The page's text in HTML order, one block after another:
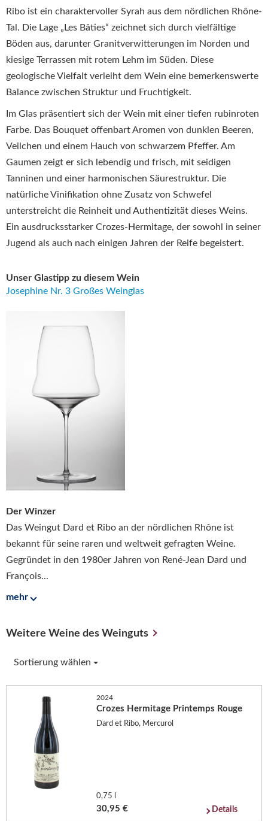
Ribo ist ein charaktervoller Syrah aus dem nördlichen Rhône-
Tal. Die Lage „Les Bâties“ zeichnet sich durch vielfältige
Böden aus, darunter Granitverwitterungen im Norden und
kiesige Terrassen mit rotem Lehm im Süden. Diese
geologische Vielfalt verleiht dem Wein eine bemerkenswerte
Balance zwischen Struktur und Fruchtigkeit.
Im Glas präsentiert sich der Wein mit einer tiefen rubinroten
Farbe. Das Bouquet offenbart Aromen von dunklen Beeren,
Veilchen und einem Hauch von schwarzem Pfeffer. Am
Gaumen zeigt er sich lebendig und frisch, mit seidigen
Tanninen und einer harmonischen Säurestruktur. Die
natürliche Vinifikation ohne Zusatz von Schwefel
unterstreicht die Reinheit und Authentizität dieses Weins.
Ein ausdrucksstarker Crozes-Hermitage, der sowohl in seiner
Jugend als auch nach einigen Jahren der Reife begeistert.
Unser Glastipp zu diesem Wein
Josephine Nr. 3 Großes Weinglas
Der Winzer
Das Weingut Dard et Ribo an der nördlichen Rhône ist
bekannt für seine raren und weltweit gefragten Weine.
Gegründet in den 1980er Jahren von René-Jean Dard und
François...
mehr
Weitere Weine des Weinguts
Sortierung wählen
2024
Crozes Hermitage Printemps Rouge
Dard et Ribo, Mercurol
0,75 l
30,95 € Details